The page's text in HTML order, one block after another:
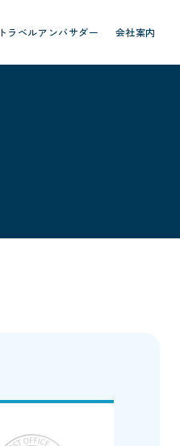
トラベルアンバサダー 会社案内